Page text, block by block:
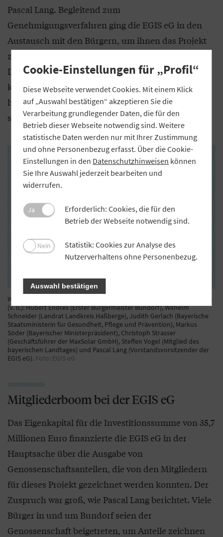
Pascal Lang. Begleitend zum
Genehmigungsverfahren ging die EGIS eG in den
Austausch mit den Bürgern, um ihnen das Projekt
zu erklären. „Es gab viele Veranstaltungen und
Diskussionen, aber am Ende gab es im Verfahren
keinerlei negative Einwände, nach nur einem Jahr
hatten wir die Baugenehmigung. Für ein Projekt
solcher Größe ist das eine kurze Zeit“, sagt Lang.
Weihten den Bürgersolarpark Bundorf im September 2023 offiziell ein
(v. li.): Hubert Endres (Erster Bürgermeister Bundorf), Wilhelm
Schneider (Landrat Landkreis Haßberge), Judith Gerlach (Bayerische
Staatsministerin für Gesundheit, Pflege und Prävention), Markus
Söder (Bayerischer Ministerpräsident), Christoph Strasser
(Geschäftsführer der MaxSolar GmbH), Steffen Vogel (Mitglied des
bayerischen Landtages) und Pascal Lang (Vorstandsvorsitzender der
EGIS eG). Foto: EGIS eG
Mitgliederboom bei der EGIS eG
Das Eigenkapital für die Investitionssumme von 35,7
Millionen Euro finanzierte die EGIS eG in der
Hauptsache über die Ausgabe von
Genossenschaftsanteilen, die von den Mitgliedern
für dieses Projekt gezeichnet werden konnten. Der
Zuspruch war groß, wie Pascal Lang berichtet. Viele
Bürger in und um Bundorf seien der
Genossenschaft beigetreten, um Anteile zeichnen
Cookie-Einstellungen für „Profil“
Diese Webseite verwendet Cookies. Mit einem Klick
auf „Auswahl bestätigen“ akzeptieren Sie die
Verarbeitung grundlegender Daten, die für den
Betrieb dieser Webseite notwendig sind. Weitere
statistische Daten werden nur mit Ihrer Zustimmung
und ohne Personenbezug erfasst. Über die Cookie-
Einstellungen in den Datenschutzhinweisen können
Sie Ihre Auswahl jederzeit bearbeiten und
widerrufen.
Ja
Erforderlich: Cookies, die für den
Betrieb der Webseite notwendig sind.
Nein
Statistik: Cookies zur Analyse des
Nutzerverhaltens ohne Personenbezug.
Auswahl bestätigen